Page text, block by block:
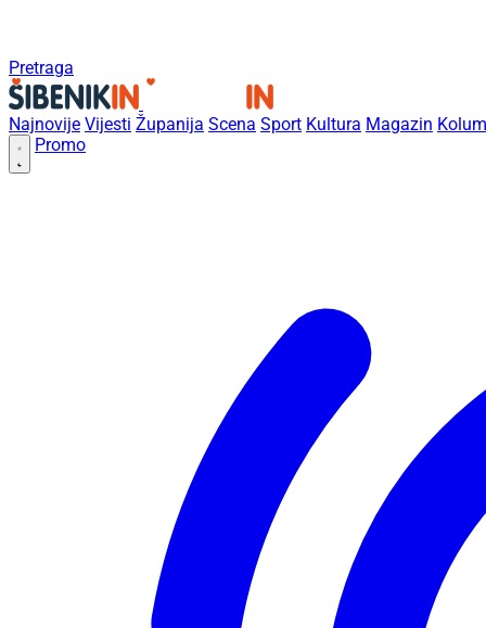
Pretraga
Najnovije Vijesti Županija Scena Sport Kultura Magazin
Promo